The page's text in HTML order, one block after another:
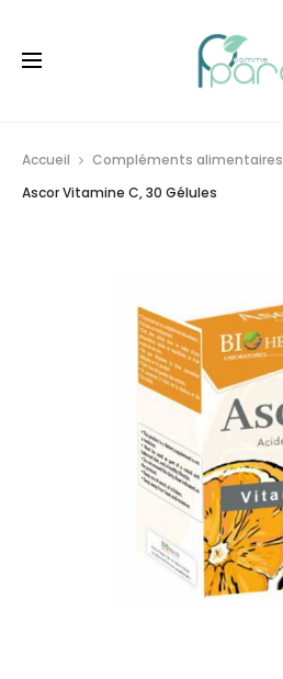
Accueil Compléments alimentaires
Ascor Vitamine C, 30 Gélules